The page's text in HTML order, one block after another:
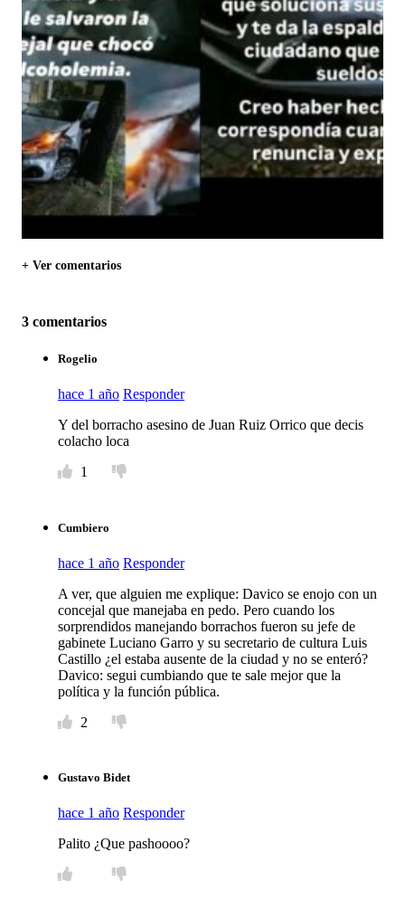
+ Ver comentarios
3 comentarios
Rogelio
hace 1 año Responder
Y del borracho asesino de Juan Ruiz Orrico que decis
colacho loca
1
Cumbiero
hace 1 año Responder
A ver, que alguien me explique: Davico se enojo con un
concejal que manejaba en pedo. Pero cuando los
sorprendidos manejando borrachos fueron su jefe de
gabinete Luciano Garro y su secretario de cultura Luis
Castillo ¿el estaba ausente de la ciudad y no se enteró?
Davico: segui cumbiando que te sale mejor que la
política y la función pública.
2
Gustavo Bidet
hace 1 año Responder
Palito ¿Que pashoooo?